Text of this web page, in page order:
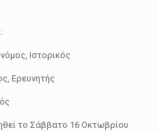
Ιστορικός
Ερευνητής
το Σάββατο 16 Οκτωβρίου